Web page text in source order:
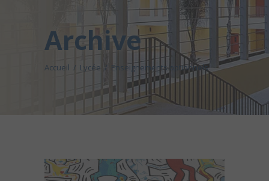
Archive
Accueil / Lycée / Enseignements optionnels